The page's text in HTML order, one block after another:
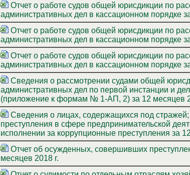
Отчет о работе судов общей юрисдикции по
административных дел в кассационном порядке
Отчет о работе судов общей юрисдикции по
административных дел в кассационном порядке
Отчет о работе судов общей юрисдикции по
административных дел в кассационном порядке
Сведения о рассмотрении судами общей
административных дел по первой инстанции и
(приложение к формам № 1-АП, 2) за 12 месяцев
Сведения о лицах, содержащихся под
преступления в сфере предпринимательской
исполнении за коррупционные преступления за
Отчет об осужденных, совершивших
месяцев 2018 г.